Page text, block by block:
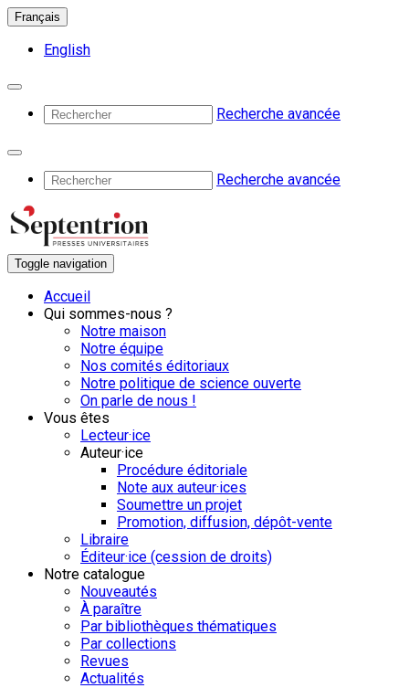
Français
English
Recherche avancée
Recherche avancée
Toggle navigation
Accueil
Qui sommes-nous ?
Notre maison
Notre équipe
Nos comités éditoriaux
Notre politique de science ouverte
On parle de nous !
Vous êtes
Lecteur·ice
Auteur·ice
Procédure éditoriale
Note aux auteur·ices
Soumettre un projet
Promotion, diffusion, dépôt-vente
Libraire
Éditeur·ice (cession de droits)
Notre catalogue
Nouveautés
À paraître
Par bibliothèques thématiques
Par collections
Revues
Actualités